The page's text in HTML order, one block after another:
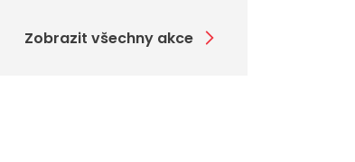
Zobrazit všechny akce